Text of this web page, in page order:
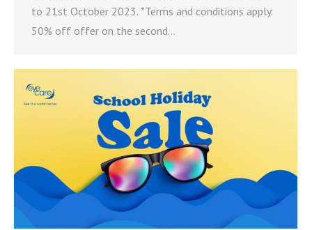
to 21st October 2023. *Terms and conditions apply.
50% off offer on the second…